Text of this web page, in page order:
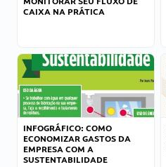
CAIXA NA PRÁTICA
INFOGRÁFICO: COMO
ECONOMIZAR GASTOS DA
EMPRESA COM A
SUSTENTABILIDADE